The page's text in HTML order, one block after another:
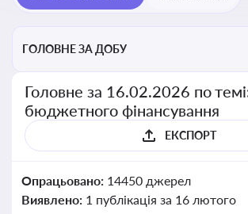
ГОЛОВНЕ ЗА ДОБУ
Головне за 16.02.2026 по
бюджетного фінансування
ЕКСПОРТ
Опрацьовано: 14450 джерел
Виявлено: 1 публікація за 16 лютого